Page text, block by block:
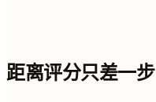
距离评分只差一步